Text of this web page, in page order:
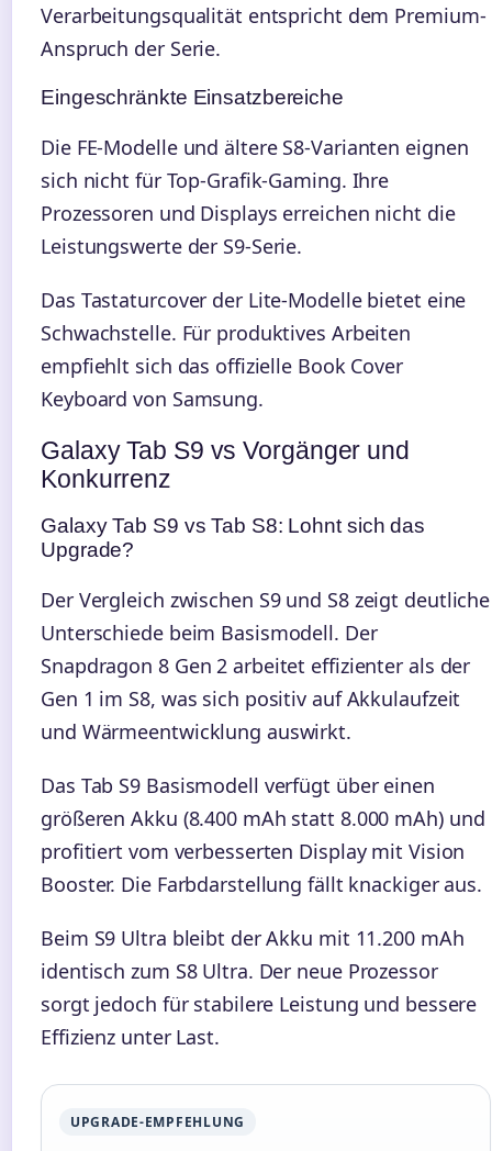
Verarbeitungsqualität entspricht dem Premium-
Anspruch der Serie.
Eingeschränkte Einsatzbereiche
Die FE-Modelle und ältere S8-Varianten eignen
sich nicht für Top-Grafik-Gaming. Ihre
Prozessoren und Displays erreichen nicht die
Leistungswerte der S9-Serie.
Das Tastaturcover der Lite-Modelle bietet eine
Schwachstelle. Für produktives Arbeiten
empfiehlt sich das offizielle Book Cover
Keyboard von Samsung.
Galaxy Tab S9 vs Vorgänger und
Konkurrenz
Galaxy Tab S9 vs Tab S8: Lohnt sich das
Upgrade?
Der Vergleich zwischen S9 und S8 zeigt deutliche
Unterschiede beim Basismodell. Der
Snapdragon 8 Gen 2 arbeitet effizienter als der
Gen 1 im S8, was sich positiv auf Akkulaufzeit
und Wärmeentwicklung auswirkt.
Das Tab S9 Basismodell verfügt über einen
größeren Akku (8.400 mAh statt 8.000 mAh) und
profitiert vom verbesserten Display mit Vision
Booster. Die Farbdarstellung fällt knackiger aus.
Beim S9 Ultra bleibt der Akku mit 11.200 mAh
identisch zum S8 Ultra. Der neue Prozessor
sorgt jedoch für stabilere Leistung und bessere
Effizienz unter Last.
UPGRADE-EMPFEHLUNG